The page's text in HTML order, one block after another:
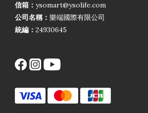
信箱： ysomart@ysolife.com
公司名稱： 樂端國際有限公司
統編： 24930645